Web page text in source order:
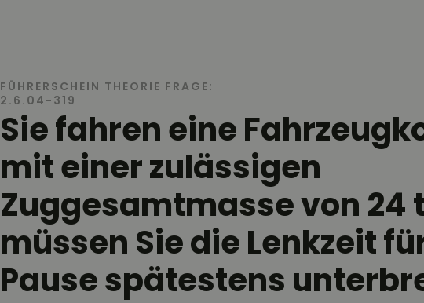
Sie fahren eine
mit einer zulässigen
Zuggesamtmasse von 24
müssen Sie die Lenkzeit
Pause spätestens
FÜHRERSCHEIN THEORIE FRAGE:
2.6.04-319